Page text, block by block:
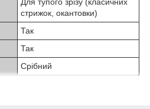
стрижок, окантовки)
Так
Так
Срібний